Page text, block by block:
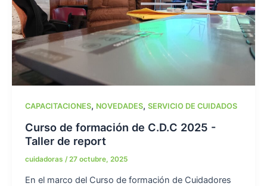
CAPACITACIONES, NOVEDADES, SERVICIO DE CUIDADOS
Curso de formación de C.D.C 2025 -
Taller de report
cuidadoras /27 octubre, 2025
En el marco del Curso de formación de Cuidadores